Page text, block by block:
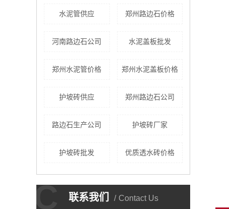
水泥管供应 郑州路边石价格
河南路边石公司 水泥盖板批发
郑州水泥管价格 郑州水泥盖板价格
护坡砖供应 郑州路边石公司
路边石生产公司 护坡砖厂家
护坡砖批发 优质透水砖价格
联系我们 Contact Us
C